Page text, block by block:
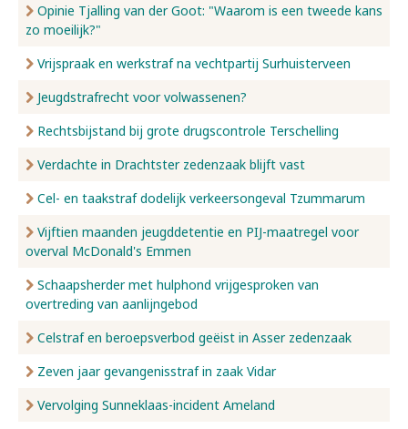
Opinie Tjalling van der Goot: "Waarom is een tweede kans
zo moeilijk?"
Vrijspraak en werkstraf na vechtpartij Surhuisterveen
Jeugdstrafrecht voor volwassenen?
Rechtsbijstand bij grote drugscontrole Terschelling
Verdachte in Drachtster zedenzaak blijft vast
Cel- en taakstraf dodelijk verkeersongeval Tzummarum
Vijftien maanden jeugddetentie en PIJ-maatregel voor
overval McDonald's Emmen
Schaapsherder met hulphond vrijgesproken van
overtreding van aanlijngebod
Celstraf en beroepsverbod geëist in Asser zedenzaak
Zeven jaar gevangenisstraf in zaak Vidar
Vervolging Sunneklaas-incident Ameland